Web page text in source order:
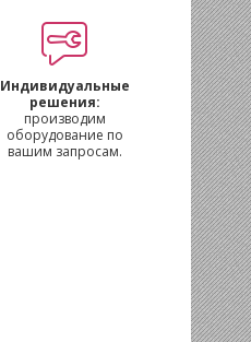
Индивидуальные
решения:
производим
оборудование по
вашим запросам.